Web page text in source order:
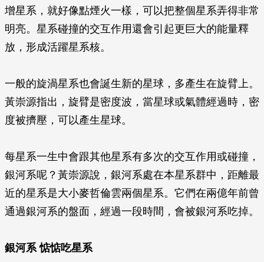
增星系，就好像點煙火一樣，可以把整個星系弄得非常
明亮。星系碰撞的交互作用還會引起更巨大的能量釋
放，形成活躍星系核。
一般的旋渦星系也會誕生新的星球，多產生在旋臂上。
黃崇源指出，旋臂是密度波，當星球或氣體經過時，密
度被擠壓，可以產生星球。
每星系一生中會跟其他星系有多次的交互作用或碰撞，
銀河系呢？黃崇源說，銀河系處在本星系群中，距離最
近的星系是大小麥哲倫雲兩個星系。它們在兩億年前曾
通過銀河系的盤面，經過一段時間，會被銀河系吃掉。
銀河系 惦惦吃星系